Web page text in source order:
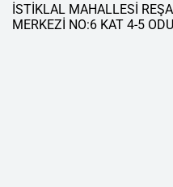
İSTİKLAL MAHALLESİ
MERKEZİ NO:6 KAT 4-5